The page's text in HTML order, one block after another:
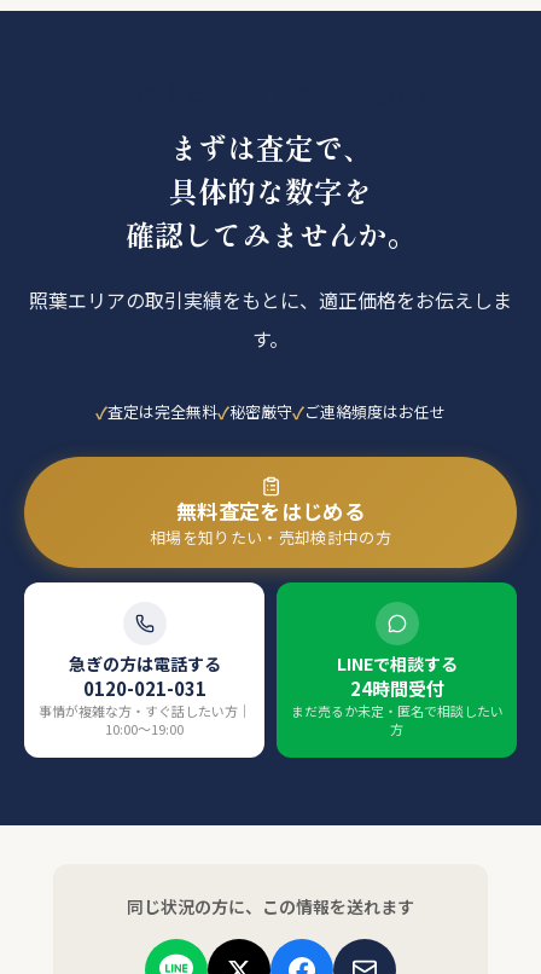
まずは査定で、
具体的な数字を
確認してみませんか。
照葉エリアの取引実績をもとに、適正価格をお伝えしま
す。
査定は完全無料 秘密厳守 ご連絡頻度はお任せ
無料査定をはじめる
相場を知りたい・売却検討中の方
急ぎの方は電話する
0120-021-031
事情が複雑な方・すぐ話したい方｜
10:00〜19:00
LINEで相談する
24時間受付
まだ売るか未定・匿名で相談したい
方
同じ状況の方に、この情報を送れます